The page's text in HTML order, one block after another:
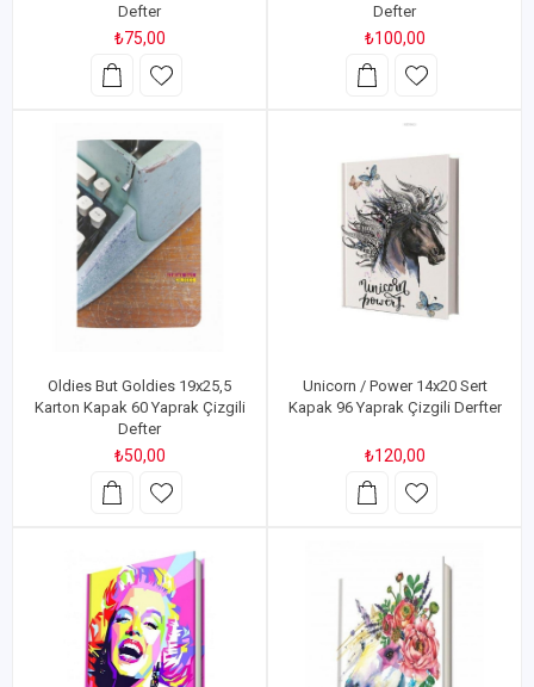
Defter
₺75,00
Defter
₺100,00
Oldies But Goldies 19x25,5
Karton Kapak 60 Yaprak Çizgili
Defter
₺50,00
Unicorn / Power 14x20 Sert
Kapak 96 Yaprak Çizgili Derfter
₺120,00